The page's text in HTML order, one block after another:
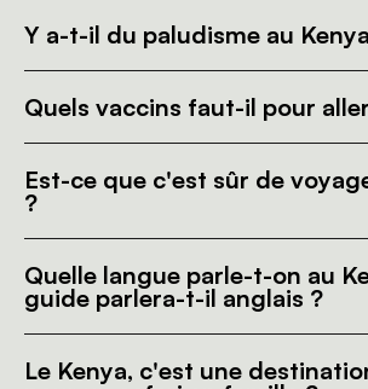
Y a-t-il du paludisme au
Quels vaccins faut-il pour
Est-ce que c'est sûr de
?
Quelle langue parle-t-on au
guide parlera-t-il anglais ?
Le Kenya, c'est une